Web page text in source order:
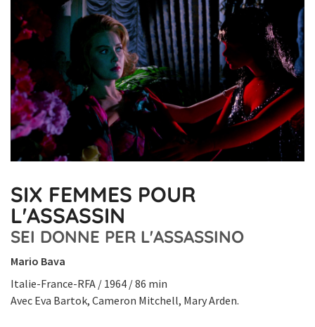
SIX FEMMES POUR
L'ASSASSIN
SEI DONNE PER L'ASSASSINO
Mario Bava
Italie-France-RFA / 1964 / 86 min
Avec Eva Bartok, Cameron Mitchell, Mary Arden.